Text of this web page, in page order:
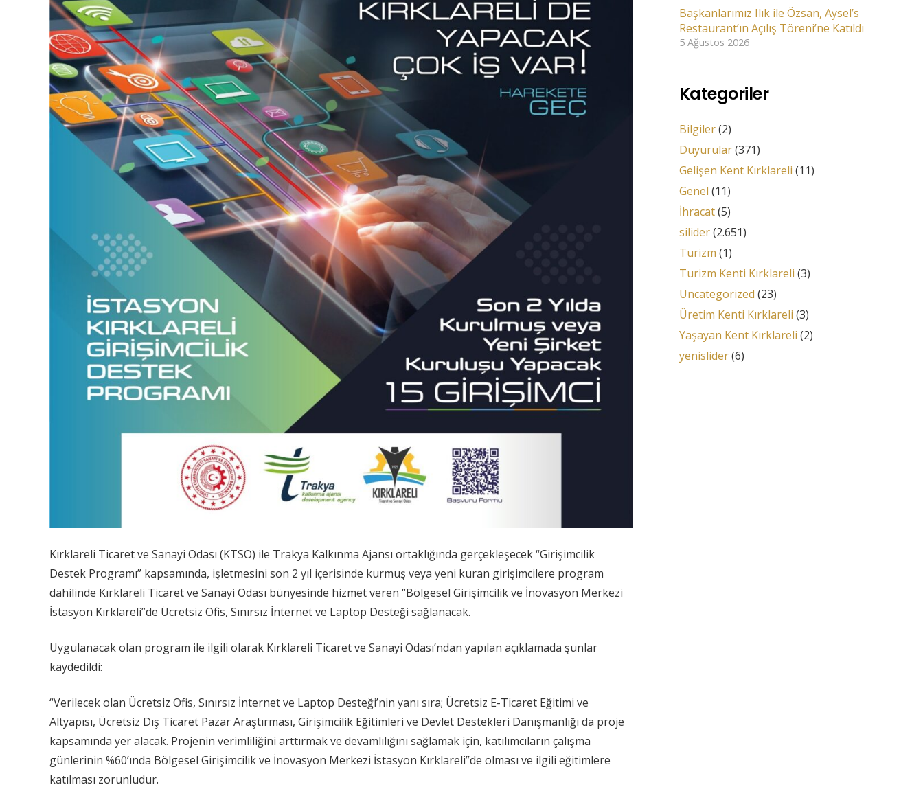
Kırklareli Ticaret ve Sanayi Odası (KTSO) ile Trakya Kalkınma Ajansı ortaklığında gerçekleşecek “Girişimcilik
Destek Programı” kapsamında, işletmesini son 2 yıl içerisinde kurmuş veya yeni kuran girişimcilere program
dahilinde Kırklareli Ticaret ve Sanayi Odası bünyesinde hizmet veren “Bölgesel Girişimcilik ve İnovasyon Merkezi
İstasyon Kırklareli”de Ücretsiz Ofis, Sınırsız İnternet ve Laptop Desteği sağlanacak.
Uygulanacak olan program ile ilgili olarak Kırklareli Ticaret ve Sanayi Odası’ndan yapılan açıklamada şunlar
kaydedildi:
“Verilecek olan Ücretsiz Ofis, Sınırsız İnternet ve Laptop Desteği’nin yanı sıra; Ücretsiz E-Ticaret Eğitimi ve
Altyapısı, Ücretsiz Dış Ticaret Pazar Araştırması, Girişimcilik Eğitimleri ve Devlet Destekleri Danışmanlığı da proje
kapsamında yer alacak. Projenin verimliliğini arttırmak ve devamlılığını sağlamak için, katılımcıların çalışma
günlerinin %60’ında Bölgesel Girişimcilik ve İnovasyon Merkezi İstasyon Kırklareli”de olması ve ilgili eğitimlere
katılması zorunludur.
Başkanlarımız Ilık ile Özsan, Aysel’s
Restaurant’ın Açılış Töreni’ne Katıldı
5 Ağustos 2026
Kategoriler
Bilgiler(2)
Duyurular(371)
Gelişen Kent Kırklareli (11)
Genel (11)
İhracat(5)
silider(2.651)
Turizm (1)
Turizm Kenti Kırklareli (3)
Uncategorized (23)
Üretim Kenti Kırklareli (3)
Yaşayan Kent Kırklareli (2)
yenislider(6)